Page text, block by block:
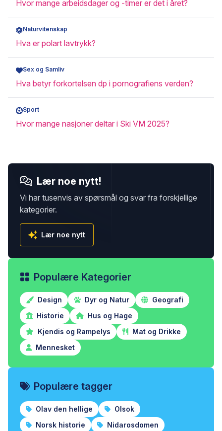
Hvor mange arbeidsdager og -timer er det i året?
Naturvitenskap
Hva er polart lavtrykk?
Sex og Samliv
Hva betyr forkortelsen dp i pornografiens verden?
Sport
Hvor mange nasjoner deltar i Ski VM 2025?
Lær noe nytt!
Vi har tusenvis av spørsmål og svar fra forskjellige
kategorier.
Lær noe nytt
Populære Kategorier
Design Dyr og Natur
Geografi
Historie
Hus og Hage
Kjendis og Rampelys
Mat og Drikke
Mennesket
Populære tagger
Olav den hellige
Olsok
Norsk historie
Nidarosdomen